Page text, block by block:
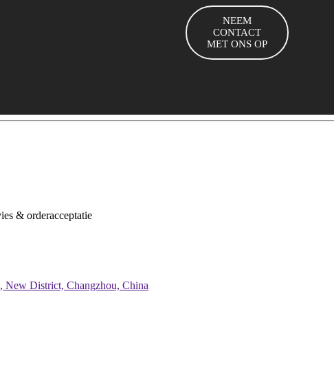
NEEM
CONTACT
MET ONS OP
& orderacceptatie
District, Changzhou, China